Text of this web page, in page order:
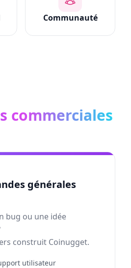
Communauté
commerciales
générales
bug ou une idée
construit Coinugget.
utilisateur